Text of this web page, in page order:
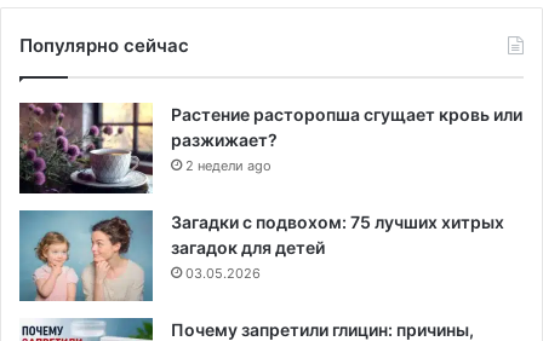
Популярно сейчас
Растение расторопша сгущает кровь или
разжижает?
2 недели ago
Загадки с подвохом: 75 лучших хитрых
загадок для детей
03.05.2026
Почему запретили глицин: причины,